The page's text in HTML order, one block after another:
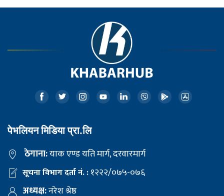
पेभलियन मिडिया प्रा.लि
ठेगाना:याक एण्ड यति मार्ग, दरवारमार्ग
सूचना विभाग दर्ता नं. :१२२२/०७५-०७६
अध्यक्ष:नरेश श्रेष्ठ